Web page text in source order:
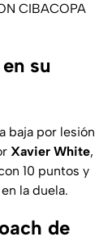
CIBACOPA
su
baja por lesión
Xavier White,
10 puntos y
la duela.
de